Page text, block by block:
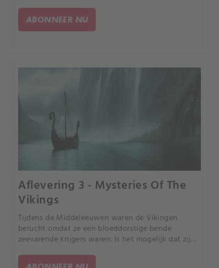
ABONNEER NU
Aflevering 3 - Mysteries Of The
Vikings
Tijdens de Middeleeuwen waren de Vikingen
berucht omdat ze een bloeddorstige bende
zeevarende krijgers waren. Is het mogelijk dat zij
dag aan denken - maar eerder een zeer